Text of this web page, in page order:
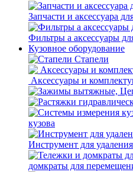
Запчасти и аксессуара
Фильтры а аксессуары
Кузовное оборудование
Стапели
Аксессуары и
кузова
Инструмент для
домкраты для